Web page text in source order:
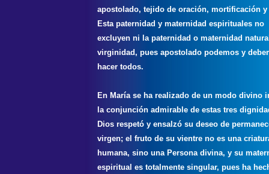
apostolado, tejido de oración, mortificación y
Esta paternidad y maternidad espirituales no
excluyen ni la paternidad o maternidad
virginidad, pues apostolado podemos y
hacer todos.
En María se ha realizado de un modo divino
la conjunción admirable de estas tres
Dios respetó y ensalzó su deseo de
virgen; el fruto de su vientre no es una
humana, sino una Persona divina, y su
espiritual es totalmente singular, pues ha